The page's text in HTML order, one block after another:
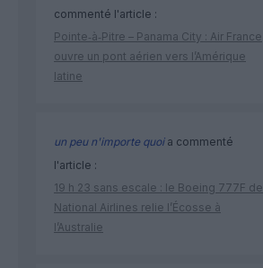
commenté l'article :
Pointe‑à‑Pitre – Panama City : Air France
ouvre un pont aérien vers l’Amérique
latine
un peu n'importe quoia commenté
l'article :
19 h 23 sans escale : le Boeing 777F de
National Airlines relie l’Écosse à
l’Australie